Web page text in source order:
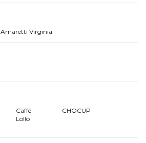
Amaretti Virginia
Caffè
Lollo
CHOCUP